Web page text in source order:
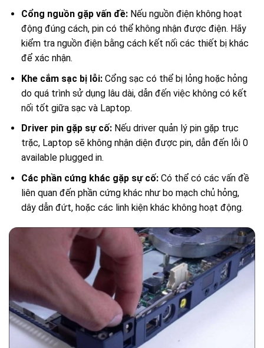
Cổng nguồn gặp vấn đề:Nếu nguồn điện không hoạt
động đúng cách, pin có thể không nhận được điện. Hãy
kiểm tra nguồn điện bằng cách kết nối các thiết bị khác
để xác nhận.
Khe cắm sạc bị lỗi:Cổng sạc có thể bị lỏng hoặc hỏng
do quá trình sử dụng lâu dài, dẫn đến việc không có kết
nối tốt giữa sạc và Laptop.
Driver pin gặp sự cố:Nếu driver quản lý pin gặp trục
trặc, Laptop sẽ không nhận diện được pin, dẫn đến lỗi 0
available plugged in.
Các phần cứng khác gặp sự cố:Có thể có các vấn đề
liên quan đến phần cứng khác như bo mạch chủ hỏng,
dây dẫn đứt, hoặc các linh kiện khác không hoạt động.